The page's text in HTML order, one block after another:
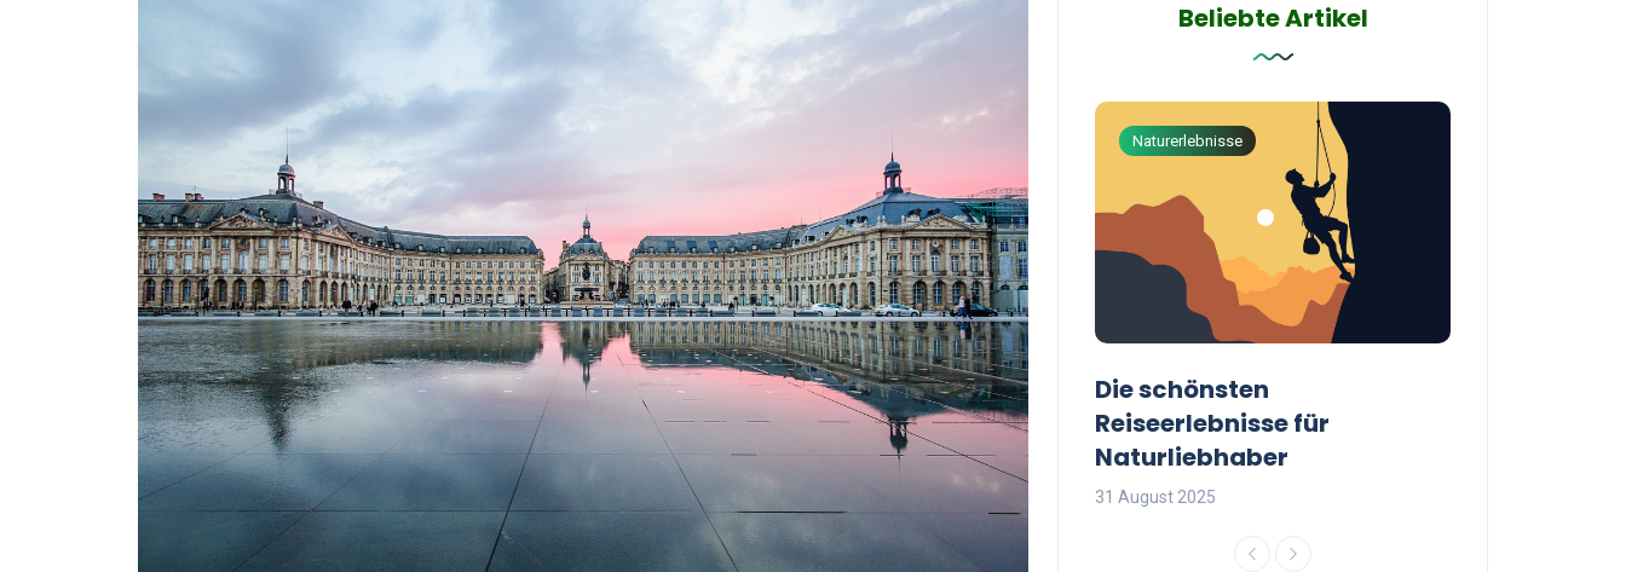
Beliebte Artikel
Tipps und Tricks zur
effektiven Nutzung deines
Reiseprogramms
Naturerlebnisse
Die schönsten
Reiseerlebnisse für
Naturliebhaber
31 August 2025